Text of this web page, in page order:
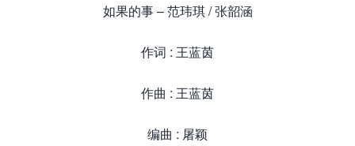
如果的事 – 范玮琪 / 张韶涵
作词 : 王蓝茵
作曲 : 王蓝茵
编曲 : 屠颖